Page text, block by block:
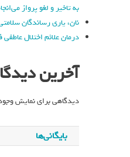
به تاخیر و لغو پرواز
نان، یاری رساندگان
درمان علائم اختلال
آخرین
دیدگاهی برای نمایش
بایگانی‌ها